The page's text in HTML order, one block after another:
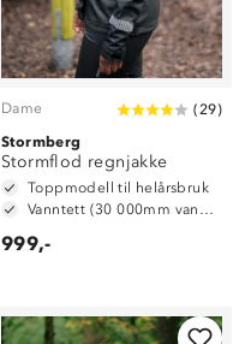
Dame (29)
Stormberg
Stormflod regnjakke
Toppmodell til helårsbruk
Vanntett (30 000mm vannsøyle)
999,-